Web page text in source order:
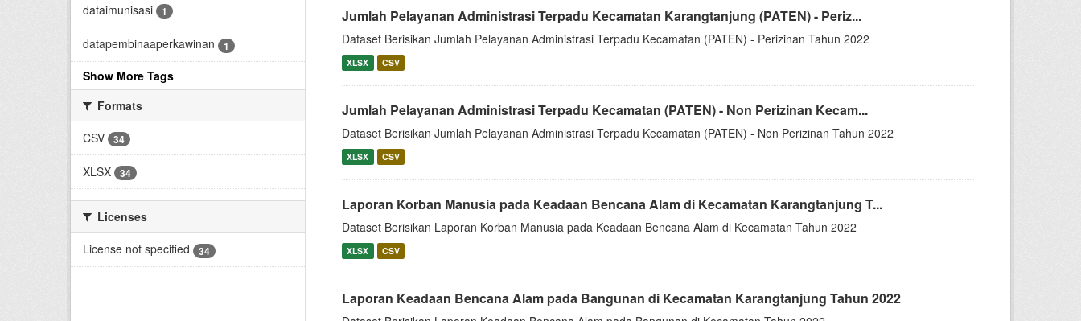
dataimunisasi 1
datapembinaaperkawinan 1
Show More Tags
Formats
CSV
34
XLSX 34
Licenses
License not specified
34
Jumlah Pelayanan Administrasi Terpadu Kecamatan Karangtanjung (PATEN) - Periz...
Dataset Berisikan Jumlah Pelayanan Administrasi Terpadu Kecamatan (PATEN) - Perizinan Tahun 2022
XLSX CSV
Jumlah Pelayanan Administrasi Terpadu Kecamatan (PATEN) - Non Perizinan Kecam...
Dataset Berisikan Jumlah Pelayanan Administrasi Terpadu Kecamatan (PATEN) - Non Perizinan Tahun 2022
XLSX CSV
Laporan Korban Manusia pada Keadaan Bencana Alam di Kecamatan Karangtanjung T...
Dataset Berisikan Laporan Korban Manusia pada Keadaan Bencana Alam di Kecamatan Tahun 2022
XLSX CSV
Laporan Keadaan Bencana Alam pada Bangunan di Kecamatan Karangtanjung Tahun 2022